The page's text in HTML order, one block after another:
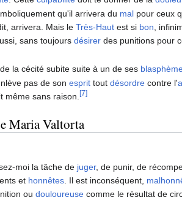
qu'il arrivera du mal pour ceux
arrivera. Mais leTrès-Haut est si bon,
sans toujoursdésirer des punitions pour
la cécité subite suite à un de ses
pas de sonesprit toutdésordre contre l'
même sans raison.[7]
Maria Valtorta
moi la tâche de juger, de punir, de
et honnêtes . Il est inconséquent,
oudouloureuse comme le résultat de